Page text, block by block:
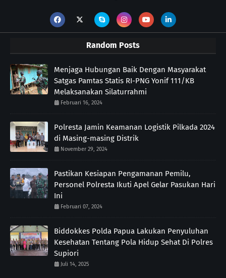
Random Posts
Menjaga Hubungan Baik Dengan Masyarakat
Satgas Pamtas Statis RI-PNG Yonif 111/KB
Melaksanakan Silaturrahmi
Februari 16, 2024
Polresta Jamin Keamanan Logistik Pilkada 2024
di Masing-masing Distrik
November 29, 2024
Pastikan Kesiapan Pengamanan Pemilu,
Personel Polresta Ikuti Apel Gelar Pasukan Hari
Ini
Februari 07, 2024
Biddokkes Polda Papua Lakukan Penyuluhan
Kesehatan Tentang Pola Hidup Sehat Di Polres
Supiori
Juli 14, 2025